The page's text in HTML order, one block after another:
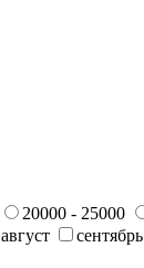
20000 - 25000
август сентябрь